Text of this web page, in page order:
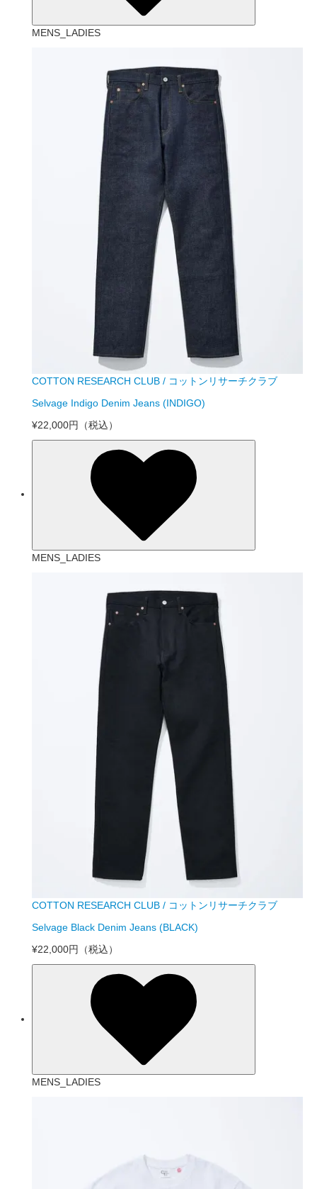
MENS_LADIES
COTTON RESEARCH CLUB / コットンリサーチクラブ
Selvage Indigo Denim Jeans (INDIGO)
¥22,000円 （税込）
MENS_LADIES
COTTON RESEARCH CLUB / コットンリサーチクラブ
Selvage Black Denim Jeans (BLACK)
¥22,000円
（税込）
MENS_LADIES